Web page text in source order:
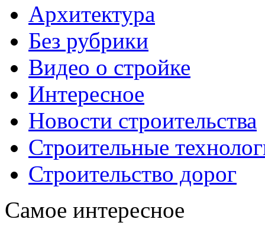
Архитектура
Без рубрики
Видео о стройке
Интересное
Новости строительства
Строительные
Строительство дорог
Самое интересное